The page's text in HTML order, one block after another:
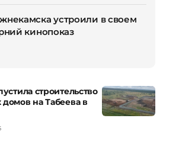
устроили в своем
кинопоказ
строительство
на Табеева в